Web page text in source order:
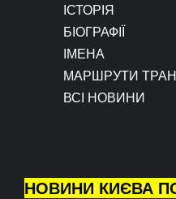
ІСТОРІЯ
БІОГРАФІЇ
ІМЕНА
МАРШРУТИ
ВСІ НОВИНИ
НОВИНИ КИЄВА